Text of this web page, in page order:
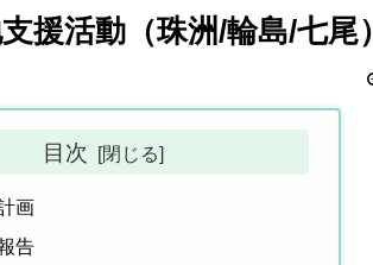
援活動（珠洲/輪島/七尾）
目次
画
告